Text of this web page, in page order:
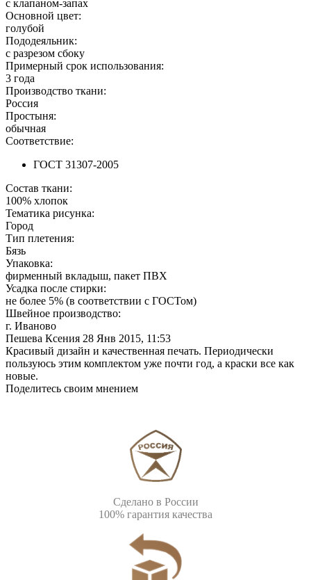
с клапаном-запах
Основной цвет:
голубой
Пододеяльник:
с разрезом сбоку
Примерный срок использования:
3 года
Производство ткани:
Россия
Простыня:
обычная
Соответствие:
ГОСТ 31307-2005
Состав ткани:
100% хлопок
Тематика рисунка:
Город
Тип плетения:
Бязь
Упаковка:
фирменный вкладыш, пакет ПВХ
Усадка после стирки:
не более 5% (в соответствии с ГОСТом)
Швейное производство:
г. Иваново
Пешева Ксения 28 Янв 2015, 11:53
Красивый дизайн и качественная печать. Периодически
пользуюсь этим комплектом уже почти год, а краски все как
новые.
Поделитесь своим мнением
Сделано в России
100% гарантия качества